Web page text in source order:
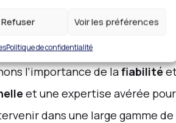
Refuser Voir les préférences
Politique de confidentialité
sur-Seine : Une
l’importance de lafiabilité
et une expertise avérée
dans une large gamme